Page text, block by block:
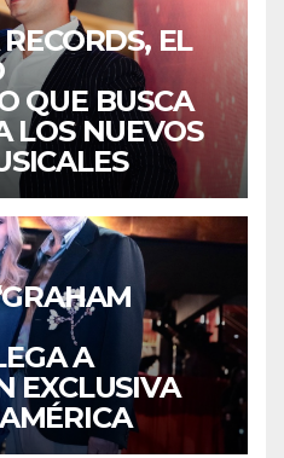
EL
QUE BUSCA
LOS NUEVOS
A
EXCLUSIVA